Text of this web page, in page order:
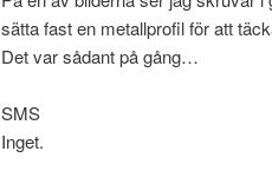
sätta fast en metallprofil för att
Det var sådant på gång…
SMS
Inget.